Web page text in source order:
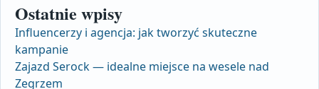
Ostatnie wpisy
Influencerzy i agencja: jak tworzyć skuteczne
kampanie
Zajazd Serock — idealne miejsce na wesele nad
Zegrzem